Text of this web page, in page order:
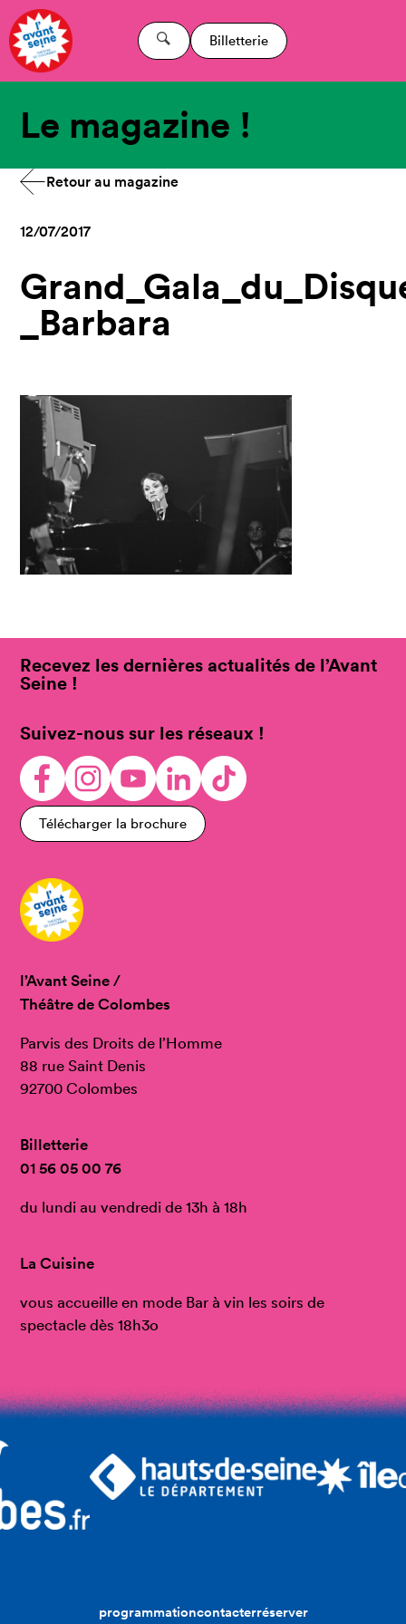
Billetterie
Le magazine !
Retour au magazine
12/07/2017
_Barbara
Recevez les dernières actualités de l’Avant
Seine !
Suivez-nous sur les réseaux !
Télécharger la brochure
l’Avant Seine /
Théâtre de Colombes
Parvis des Droits de l’Homme
88 rue Saint Denis
92700 Colombes
Billetterie
01 56 05 00 76
du lundi au vendredi de 13h à 18h
La Cuisine
vous accueille en mode Bar à vin les soirs de
spectacle dès 18h3o
programmationcontacterréserver